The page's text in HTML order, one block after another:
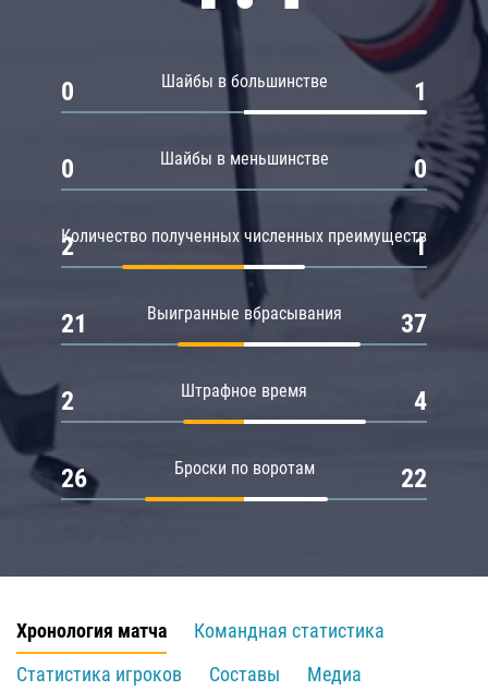
Шайбы в большинстве
0 1
Шайбы в меньшинстве
0 0
Количество полученных численных преимуществ
2 1
Выигранные вбрасывания
21 37
Штрафное время
2 4
Броски по воротам
26 22
Хронология матча
Командная статистика
Статистика игроков
Составы
Медиа